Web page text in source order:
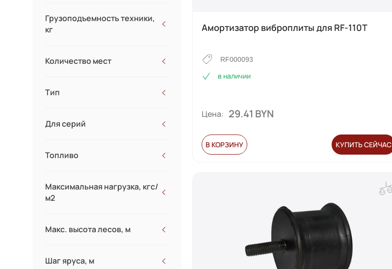
Грузоподъемность техники,
кг
Количество мест
Тип
Для серий
RF-60, RF-90T
RF-80T
RS-R170
Топливо
Максимальная нагрузка, кгс/
м2
Макс. высота лесов, м
Шаг яруса, м
Амортизатор виброплиты для RF-110T
RF000093
в наличии
Цена: 29.41 BYN
В КОРЗИНУ КУПИТЬ СЕЙЧАС